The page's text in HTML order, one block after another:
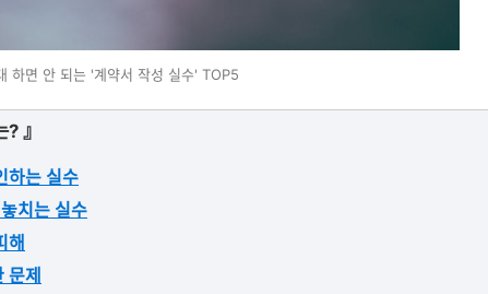
하면 안 되는 '계약서 작성 실수' TOP5
』
하는 실수
치는 실수
해
제